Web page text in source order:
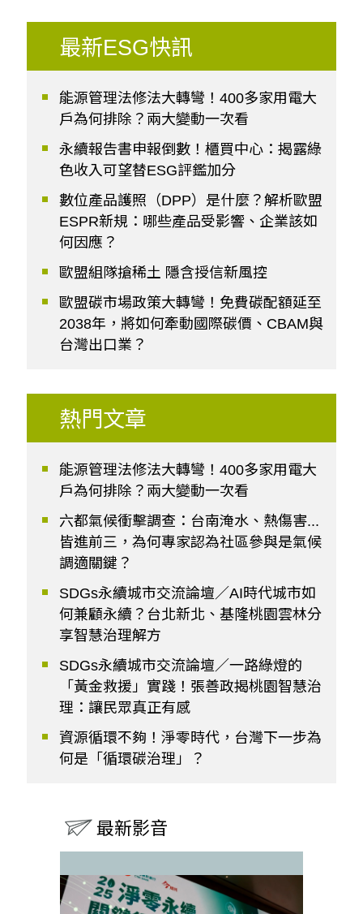
最新ESG快訊
能源管理法修法大轉彎！400多家用電大
戶為何排除？兩大變動一次看
永續報告書申報倒數！櫃買中心：揭露綠
色收入可望替ESG評鑑加分
數位產品護照（DPP）是什麼？解析歐盟
ESPR新規：哪些產品受影響、企業該如
何因應？
歐盟組隊搶稀土 隱含授信新風控
歐盟碳市場政策大轉彎！免費碳配額延至
2038年，將如何牽動國際碳價、CBAM與
台灣出口業？
熱門文章
能源管理法修法大轉彎！400多家用電大
戶為何排除？兩大變動一次看
六都氣候衝擊調查：台南淹水、熱傷害...
皆進前三，為何專家認為社區參與是氣候
調適關鍵？
SDGs永續城市交流論壇／AI時代城市如
何兼顧永續？台北新北、基隆桃園雲林分
享智慧治理解方
SDGs永續城市交流論壇／一路綠燈的
「黃金救援」實踐！張善政揭桃園智慧治
理：讓民眾真正有感
資源循環不夠！淨零時代，台灣下一步為
何是「循環碳治理」？
最新影音